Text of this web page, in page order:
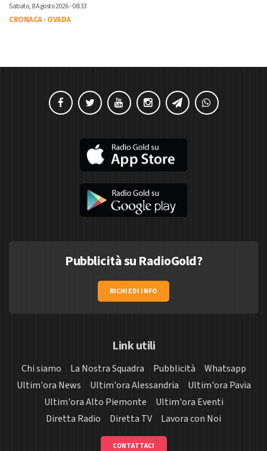
Sabato, 8 Agosto 2026 - 08:33
CRONACA-OVADA
Pubblicità su RadioGold?
RICHIEDI INFO
Link utili
Chi siamo La Nostra Squadra Pubblicità
Whatsapp
Ultim'ora News
Ultim'ora Alessandria
Ultim'ora Pavia
Ultim'ora Alto Piemonte
Ultim'ora Eventi
Diretta Radio
Diretta TV Lavora con Noi
CONTATTACI